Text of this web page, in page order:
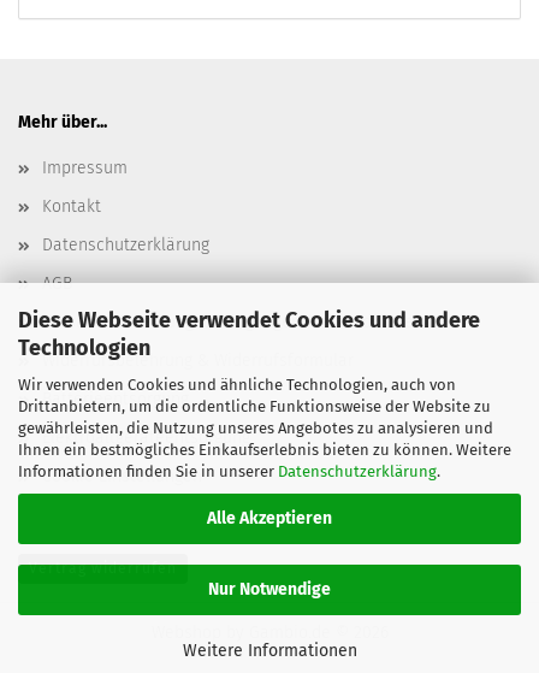
Diese Webseite verwendet Cookies und andere
Technologien
Wir verwenden Cookies und ähnliche Technologien, auch von
Drittanbietern, um die ordentliche Funktionsweise der Website zu
gewährleisten, die Nutzung unseres Angebotes zu analysieren und
Ihnen ein bestmögliches Einkaufserlebnis bieten zu können. Weitere
Informationen finden Sie in unserer Datenschutzerklärung.
Alle Akzeptieren
Nur Notwendige
Weitere Informationen
Mehr über...
Impressum
Kontakt
Datenschutzerklärung
AGB
Versand- & Zahlungsbedingungen, Versandkosten
Widerrufsbelehrung & Widerrufsformular
Batterieentsorgung
Elektroaltgeräteentsorgung
Cookie Einstellungen
Vertrag widerrufen